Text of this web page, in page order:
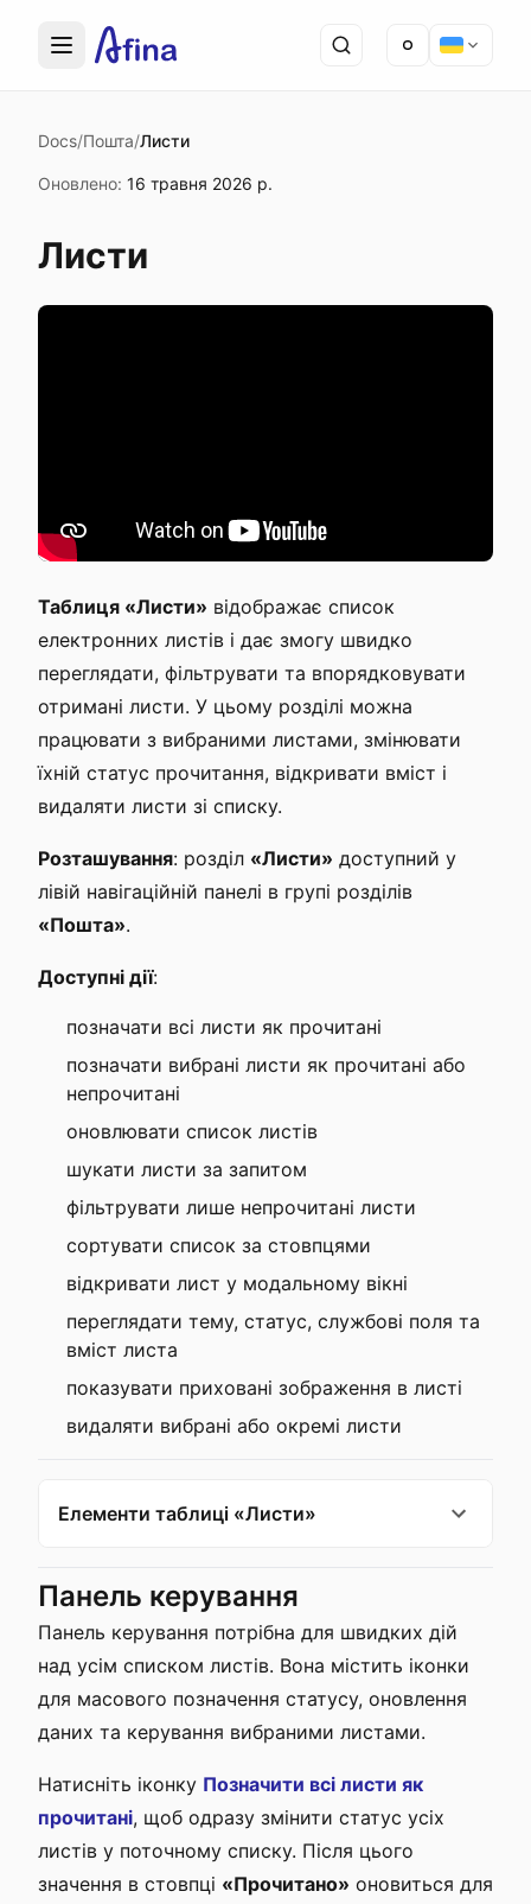
Docs/Пошта/Листи
Оновлено: 16 травня 2026 р.
Листи
Таблиця «Листи» відображає список
електронних листів і дає змогу швидко
переглядати, фільтрувати та впорядковувати
отримані листи. У цьому розділі можна
працювати з вибраними листами, змінювати
їхній статус прочитання, відкривати вміст і
видаляти листи зі списку.
Розташування: розділ «Листи» доступний у
лівій навігаційній панелі в групі розділів
«Пошта».
Доступні дії:
позначати всі листи як прочитані
позначати вибрані листи як прочитані або
непрочитані
оновлювати список листів
шукати листи за запитом
фільтрувати лише непрочитані листи
сортувати список за стовпцями
відкривати лист у модальному вікні
переглядати тему, статус, службові поля та
вміст листа
показувати приховані зображення в листі
видаляти вибрані або окремі листи
Елементи таблиці «Листи»
Панель керування
Панель керування потрібна для швидких дій
над усім списком листів. Вона містить іконки
для масового позначення статусу, оновлення
даних та керування вибраними листами.
Натисніть іконку Позначити всі листи як
прочитані, щоб одразу змінити статус усіх
листів у поточному списку. Після цього
значення в стовпці «Прочитано» оновиться для